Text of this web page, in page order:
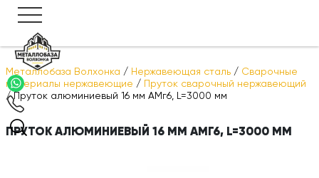
Металлобаза Волхонка / Нержавеющая сталь / Сварочные
материалы нержавеющие /
Пруток сварочный нержавеющий
/Пруток алюминиевый 16 мм АМг6, L=3000 мм
ПРУТОК АЛЮМИНИЕВЫЙ 16 ММ АМГ6, L=3000 ММ